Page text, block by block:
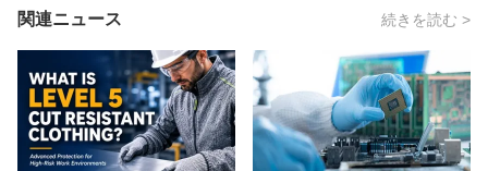
関連ニュース 続きを読む >